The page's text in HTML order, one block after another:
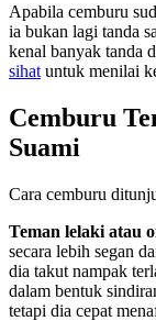
Apabila cemburu
ia bukan lagi tanda
kenal banyak tanda
sihat untuk menilai
Cemburu
Suami
Cara cemburu
Teman lelaki atau
secara lebih segan
dia takut nampak
dalam bentuk
tetapi dia cepat